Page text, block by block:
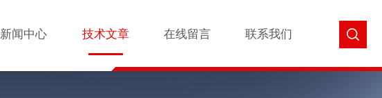
新闻中心 技术文章 在线留言 联系我们